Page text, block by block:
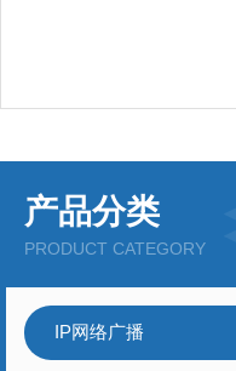
产品分类
PRODUCT CATEGORY
IP网络广播